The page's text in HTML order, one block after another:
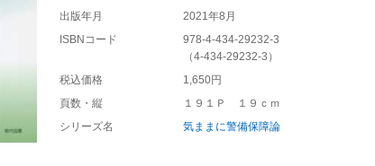
出版年月
2021年8月
ISBNコード
978-4-434-29232-3
（4-434-29232-3 ）
税込価格
1,650円
頁数・縦
１９１Ｐ １９ｃｍ
シリーズ名
気ままに警備保障論